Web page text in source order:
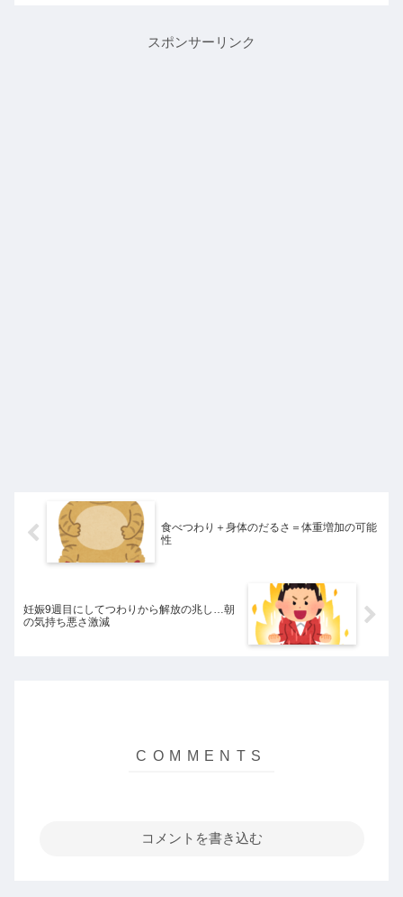
スポンサーリンク
食べつわり＋身体のだるさ＝体重増加の可能
性
妊娠9週目にしてつわりから解放の兆し…朝
の気持ち悪さ激減
コメントを書き込む